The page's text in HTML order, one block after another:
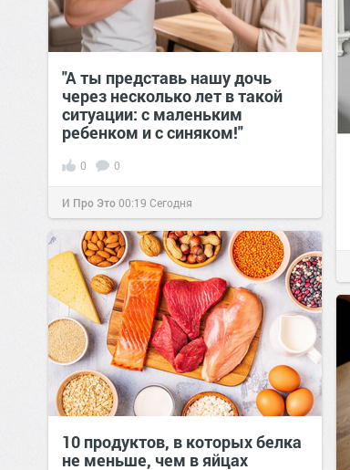
"А ты представь нашу дочь
через несколько лет в такой
ситуации: с маленьким
ребенком и с синяком!"
0 0
И Про Это00:19 Сегодня
10 продуктов, в которых белка
не меньше, чем в яйцах